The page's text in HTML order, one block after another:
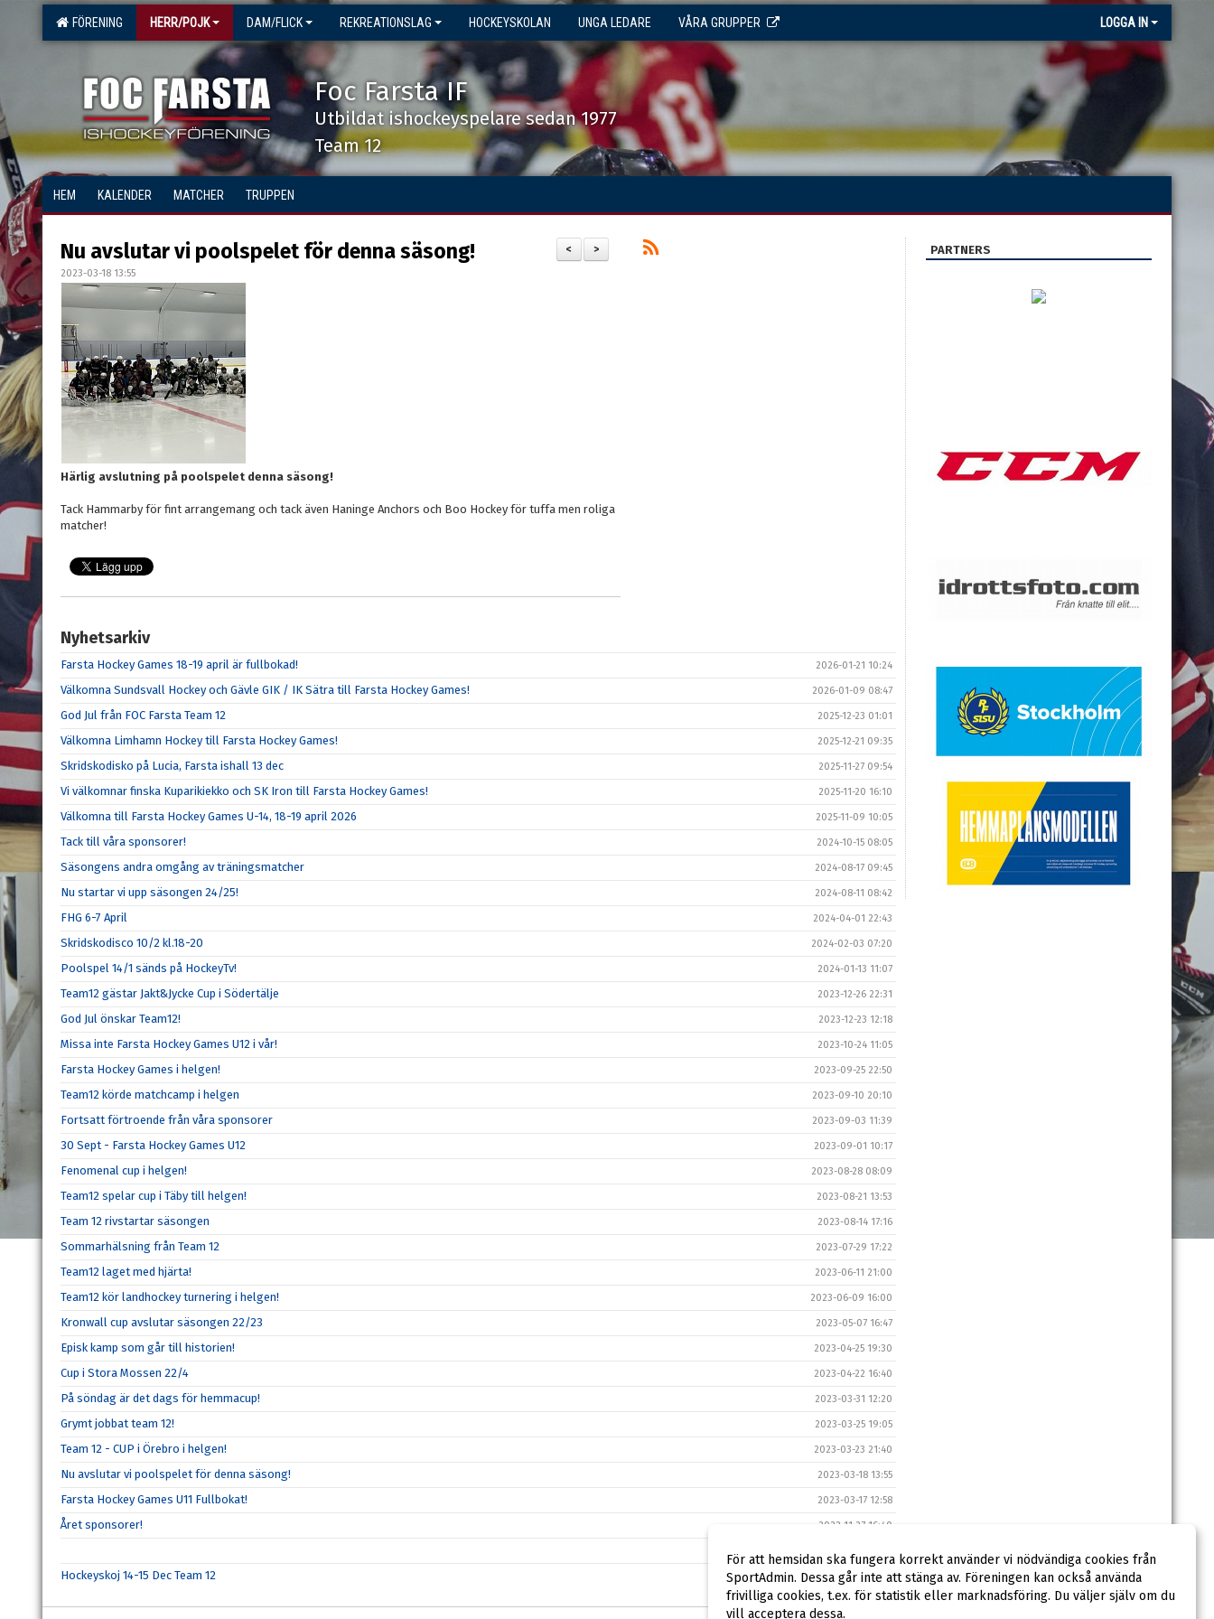
FÖRENING HERR/POJK DAM/FLICK REKREATIONSLAG HOCKEYSKOLAN UNGA LEDARE VÅRA GRUPPER LOGGA IN
Foc Farsta IF
Utbildat ishockeyspelare sedan 1977
Team 12
HEM KALENDER MATCHER TRUPPEN
>
<
Nu avslutar vi poolspelet för denna säsong!
2023-03-18 13:55
Härlig avslutning på poolspelet denna säsong!
Tack Hammarby för fint arrangemang och tack även Haninge Anchors och Boo Hockey för tuffa men roliga
matcher!
Nyhetsarkiv
Farsta Hockey Games 18-19 april är fullbokad! 2026-01-21 10:24
Välkomna Sundsvall Hockey och Gävle GIK / IK Sätra till Farsta Hockey Games! 2026-01-09 08:47
God Jul från FOC Farsta Team 12 2025-12-23 01:01
Välkomna Limhamn Hockey till Farsta Hockey Games! 2025-12-21 09:35
Skridskodisko på Lucia, Farsta ishall 13 dec 2025-11-27 09:54
Vi välkomnar finska Kuparikiekko och SK Iron till Farsta Hockey Games! 2025-11-20 16:10
Välkomna till Farsta Hockey Games U-14, 18-19 april 2026 2025-11-09 10:05
Tack till våra sponsorer! 2024-10-15 08:05
Säsongens andra omgång av träningsmatcher 2024-08-17 09:45
Nu startar vi upp säsongen 24/25! 2024-08-11 08:42
FHG 6-7 April 2024-04-01 22:43
Skridskodisco 10/2 kl.18-20 2024-02-03 07:20
Poolspel 14/1 sänds på HockeyTv! 2024-01-13 11:07
Team12 gästar Jakt&Jycke Cup i Södertälje 2023-12-26 22:31
God Jul önskar Team12! 2023-12-23 12:18
Missa inte Farsta Hockey Games U12 i vår! 2023-10-24 11:05
Farsta Hockey Games i helgen! 2023-09-25 22:50
Team12 körde matchcamp i helgen 2023-09-10 20:10
Fortsatt förtroende från våra sponsorer 2023-09-03 11:39
30 Sept - Farsta Hockey Games U12 2023-09-01 10:17
Fenomenal cup i helgen! 2023-08-28 08:09
Team12 spelar cup i Täby till helgen! 2023-08-21 13:53
Team 12 rivstartar säsongen 2023-08-14 17:16
Sommarhälsning från Team 12 2023-07-29 17:22
Team12 laget med hjärta! 2023-06-11 21:00
Team12 kör landhockey turnering i helgen! 2023-06-09 16:00
Kronwall cup avslutar säsongen 22/23 2023-05-07 16:47
Episk kamp som går till historien! 2023-04-25 19:30
Cup i Stora Mossen 22/4 2023-04-22 16:40
På söndag är det dags för hemmacup! 2023-03-31 12:20
Grymt jobbat team 12! 2023-03-25 19:05
Team 12 - CUP i Örebro i helgen! 2023-03-23 21:40
Nu avslutar vi poolspelet för denna säsong! 2023-03-18 13:55
Farsta Hockey Games U11 Fullbokat! 2023-03-17 12:58
Året sponsorer! 2022-11-27 16:40
2020-12-10 18:34
Hockeyskoj 14-15 Dec Team 12 2019-12-15 18:42
PARTNERS
För att hemsidan ska fungera korrekt använder vi nödvändiga cookies från
SportAdmin. Dessa går inte att stänga av. Föreningen kan också använda
frivilliga cookies, t.ex. för statistik eller marknadsföring. Du väljer själv om du
vill acceptera dessa.